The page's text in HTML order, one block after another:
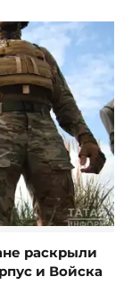
раскрыли
и Войска